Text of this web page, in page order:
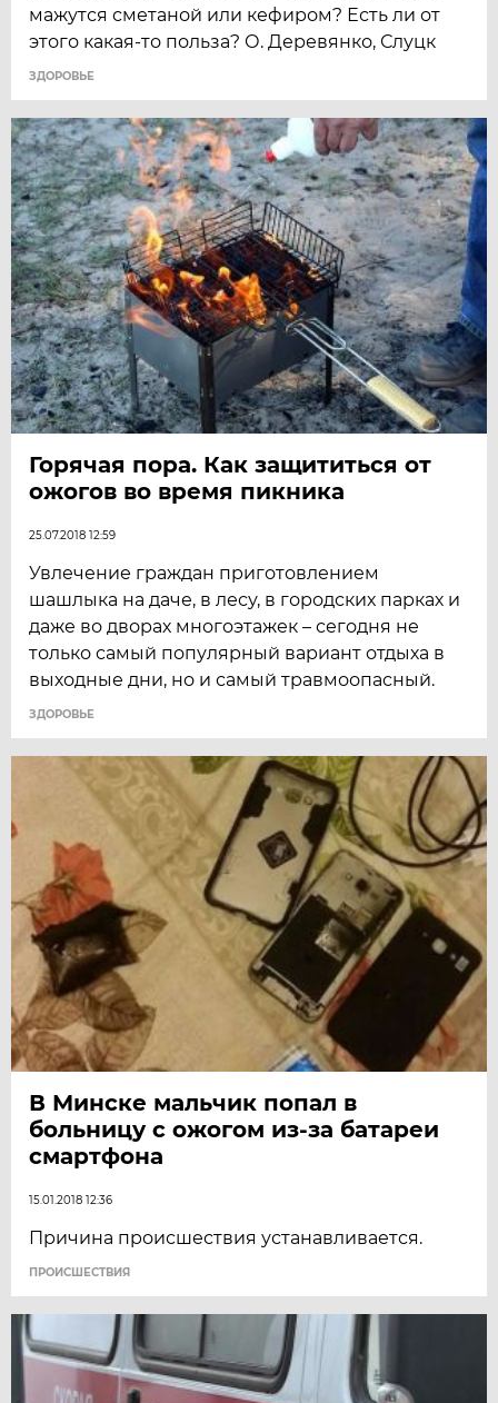
мажутся сметаной или кефиром? Есть ли от
этого какая-то польза? О. Деревянко, Слуцк
ЗДОРОВЬЕ
Горячая пора. Как защититься от
ожогов во время пикника
25.07.2018 12:59
Увлечение граждан приготовлением
шашлыка на даче, в лесу, в городских парках и
даже во дворах многоэтажек – сегодня не
только самый популярный вариант отдыха в
выходные дни, но и самый травмоопасный.
ЗДОРОВЬЕ
В Минске мальчик попал в
больницу с ожогом из-за батареи
смартфона
15.01.2018 12:36
Причина происшествия устанавливается.
ПРОИСШЕСТВИЯ